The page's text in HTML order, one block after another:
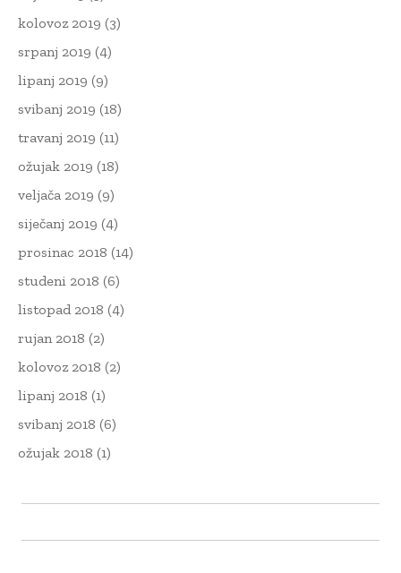
kolovoz 2019 (3)
srpanj 2019 (4)
lipanj 2019 (9)
svibanj 2019 (18)
travanj 2019 (11)
ožujak 2019 (18)
veljača 2019 (9)
siječanj 2019 (4)
prosinac 2018 (14)
studeni 2018 (6)
listopad 2018 (4)
rujan 2018 (2)
kolovoz 2018 (2)
lipanj 2018 (1)
svibanj 2018 (6)
ožujak 2018 (1)